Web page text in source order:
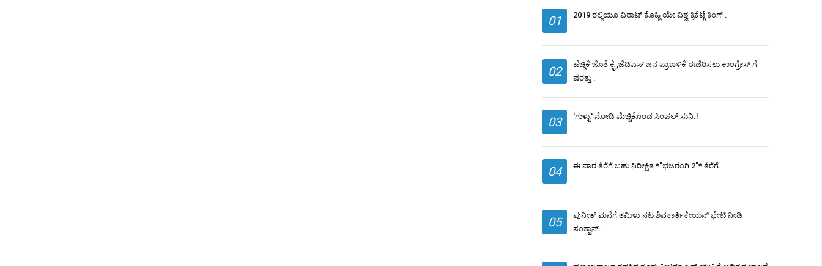
01 2019 ರಲ್ಲಿಯೂ ವಿರಾಟ್ ಕೊಹ್ಲಿ ಯೇ ವಿಶ್ವ ಕ್ರಿಕೆಟ್ಗೆ ಕಿಂಗ್ .
02
ಹೆಚ್ಡಿಕೆ ಜೊತೆ ಕೈ ,ಜೆಡಿಎಸ್ ಜನ ಪ್ರಾಣಳಿಕೆ ಈಡೆರಿಸಲು ಕಾಂಗ್ರೇಸ್ ಗೆ
ಷರತ್ತು .
03 'ಗುಳ್ಟು' ನೋಡಿ ಮೆಚ್ಚಿಕೊಂಡ ಸಿಂಪಲ್ ಸುನಿ.!
04 ಈ ವಾರ ತೆರೆಗೆ ಬಹು ನಿರೀಕ್ಷಿತ *"ಭಜರಂಗಿ 2"* ತೆರೆಗೆ.
05
ಪುನೀತ್ ಮನೆಗೆ ತಮಿಳು ನಟ ಶಿವಕಾರ್ತಿಕೇಯನ್ ಭೇಟಿ ನೀಡಿ
ಸಂತ್ವಾನ್.